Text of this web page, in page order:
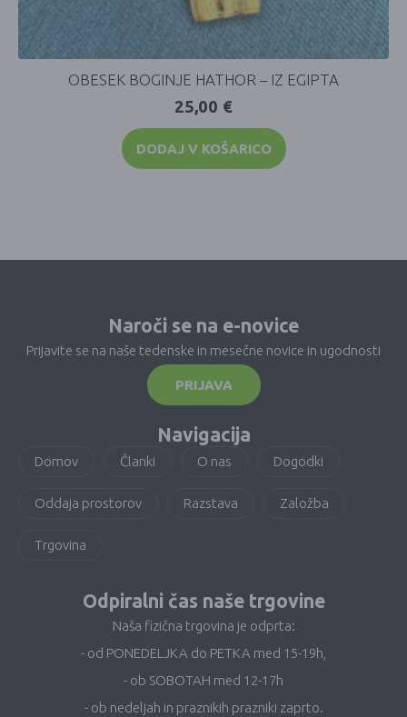
OBESEK BOGINJE HATHOR – IZ EGIPTA
25,00 €
DODAJ V KOŠARICO
Naroči se na e-novice
Prijavite se na naše tedenske in mesečne novice in ugodnosti
PRIJAVA
Navigacija
Domov Članki O nas Dogodki
Oddaja prostorov Razstava Založba
Trgovina
Odpiralni čas naše trgovine
Naša fizična trgovina je odprta:
- od PONEDELJKA do PETKA med 15-19h,
- ob SOBOTAH med 12-17h
- ob nedeljah in praznikih prazniki zaprto.